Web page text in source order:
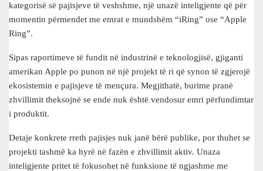
kategorisë së pajisjeve të veshshme, një unazë inteligjente që për
momentin përmendet me emrat e mundshëm “iRing” ose “Apple
Ring”.
Sipas raportimeve të fundit në industrinë e teknologjisë, gjiganti
amerikan Apple po punon në një projekt të ri që synon të zgjerojë
ekosistemin e pajisjeve të mençura. Megjithatë, burime pranë
zhvillimit theksojnë se ende nuk është vendosur emri përfundimtar
i produktit.
Detaje konkrete rreth pajisjes nuk janë bërë publike, por thuhet se
projekti tashmë ka hyrë në fazën e zhvillimit aktiv. Unaza
inteligjente pritet të fokusohet në funksione të ngjashme me